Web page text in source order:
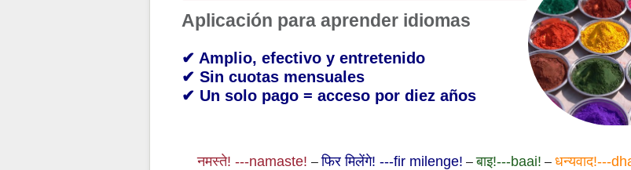
Aplicación para aprender idiomas
✔ Amplio, efectivo y entretenido
✔ Sin cuotas mensuales
✔ Un solo pago = acceso por diez años
नमस्ते! ---namaste! –फिर मिलेंगे! ---fir milenge! –बाइ!---baai! – धन्यवाद!---